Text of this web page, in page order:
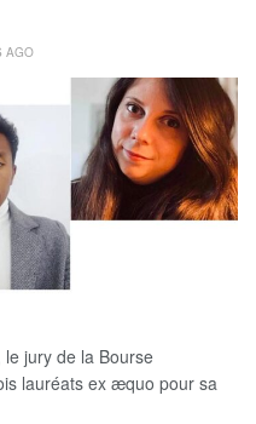
AGO
jury de la Bourse
lauréats ex æquo pour sa